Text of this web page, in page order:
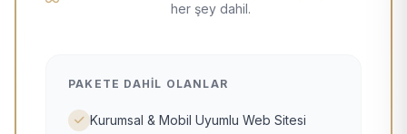
her şey dahil.
PAKETE DAHIL OLANLAR
Kurumsal & Mobil Uyumlu Web Sitesi